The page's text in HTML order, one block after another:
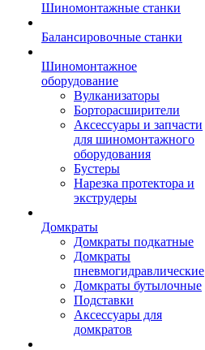
Шиномонтажные станки
Балансировочные станки
Шиномонтажное
оборудование
Вулканизаторы
Борторасширители
Аксессуары и запчасти
для шиномонтажного
оборудования
Бустеры
Нарезка протектора и
экструдеры
Домкраты
Домкраты подкатные
Домкраты
пневмогидравлические
Домкраты бутылочные
Подставки
Аксессуары для
домкратов